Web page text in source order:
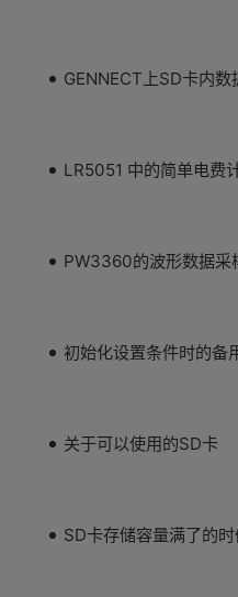
GENNECT上SD卡内数
LR5051 中的简单电费
PW3360的波形数据采
初始化设置条件时的备
关于可以使用的SD卡
SD卡存储容量满了的